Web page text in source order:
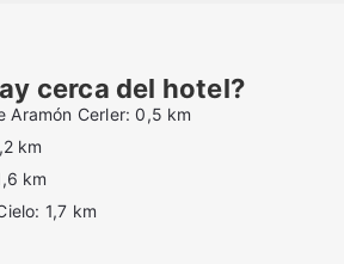
cerca del hotel?
Aramón Cerler: 0,5 km
km
km
1,7 km